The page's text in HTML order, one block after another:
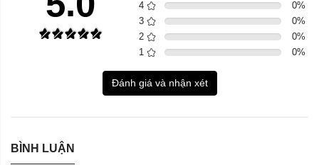
4
0%
3
0%
2
0%
1
0%
Đánh giá và nhận xét
BÌNH LUẬN